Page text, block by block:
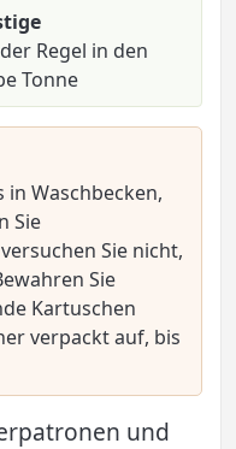
Regel in den
Tonne
in Waschbecken,
Sie
Sie nicht,
Sie
Kartuschen
verpackt auf, bis
und